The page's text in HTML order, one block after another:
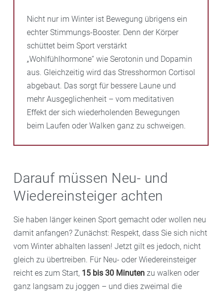
Nicht nur im Winter ist Bewegung übrigens ein
echter Stimmungs-Booster. Denn der Körper
schüttet beim Sport verstärkt
„Wohlfühlhormone“ wie Serotonin und Dopamin
aus. Gleichzeitig wird das Stresshormon Cortisol
abgebaut. Das sorgt für bessere Laune und
mehr Ausgeglichenheit – vom meditativen
Effekt der sich wiederholenden Bewegungen
beim Laufen oder Walken ganz zu schweigen.
Darauf müssen Neu- und
Wiedereinsteiger achten
Sie haben länger keinen Sport gemacht oder wollen neu
damit anfangen? Zunächst: Respekt, dass Sie sich nicht
vom Winter abhalten lassen! Jetzt gilt es jedoch, nicht
gleich zu übertreiben. Für Neu- oder Wiedereinsteiger
reicht es zum Start, 15 bis 30 Minuten zu walken oder
ganz langsam zu joggen – und dies zweimal die